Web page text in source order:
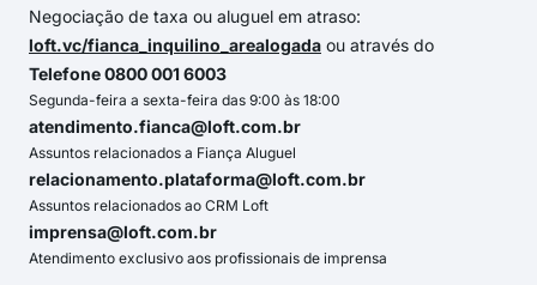
Negociação de taxa ou aluguel em atraso:
loft.vc/fianca_inquilino_arealogada ou através do
Telefone 0800 001 6003
Segunda-feira a sexta-feira das 9:00 às 18:00
atendimento.fianca@loft.com.br
Assuntos relacionados a Fiança Aluguel
relacionamento.plataforma@loft.com.br
Assuntos relacionados ao CRM Loft
imprensa@loft.com.br
Atendimento exclusivo aos profissionais de imprensa